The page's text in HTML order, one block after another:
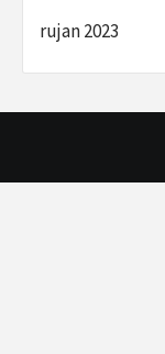
rujan 2023